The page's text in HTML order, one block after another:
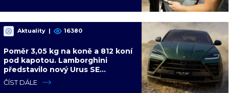
Aktuality | 16380
Poměr 3,05 kg na koně a 812 koní
pod kapotou. Lamborghini
představilo nový Urus SE
Performante s hybridním
pohonem
ČÍST DÁLE